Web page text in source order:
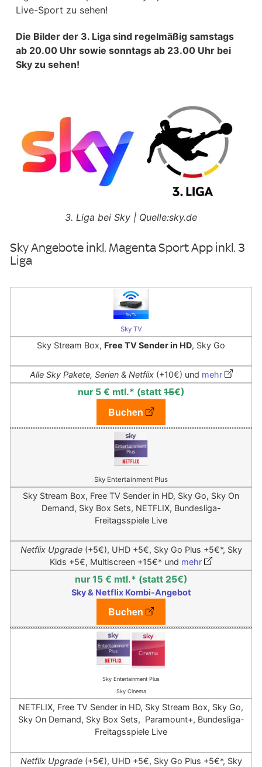
Live-Sport zu sehen!
Die Bilder der 3. Liga sind regelmäßig samstags
ab 20.00 Uhr sowie sonntags ab 23.00 Uhr bei
Sky zu sehen!
3. Liga bei Sky | Quelle:sky.de
Sky Angebote inkl. Magenta Sport App inkl. 3
Liga
Sky TV
Sky Stream Box, Free TV Sender in HD, Sky Go
Alle Sky Pakete, Serien & Netflix(+10€) und mehr
nur 5 € mtl.* (statt 15€)
Buchen
Sky Entertainment Plus
Sky Stream Box, Free TV Sender in HD, Sky Go, Sky On
Demand, Sky Box Sets, NETFLIX, Bundesliga-
Freitagsspiele Live
Netflix Upgrade(+5€), UHD +5€, Sky Go Plus +5€*, Sky
Kids +5€, Multiscreen +15€* und mehr
nur 15 € mtl.* (statt 25€)
Sky & Netflix Kombi-Angebot
Buchen
Sky Entertainment Plus
Sky Cinema
NETFLIX, Free TV Sender in HD, Sky Stream Box, Sky Go,
Sky On Demand, Sky Box Sets, Paramount+, Bundesliga-
Freitagsspiele Live
Netflix Upgrade (+5€), UHD +5€, Sky Go Plus +5€*, Sky